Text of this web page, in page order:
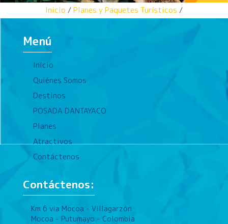
Inicio /Planes y Paquetes Turísticos /
Menú
Inicio
Quiénes Somos
Destinos
POSADA DANTAYACO
Planes
Atractivos
Contáctenos
Contáctenos:
Km 6 via Mocoa - Villagarzón
Mocoa - Putumayo - Colombia